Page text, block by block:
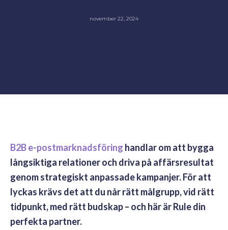
november 22, 2024
B2B e-postmarknadsföring handlar om att bygga
långsiktiga relationer och driva på affärsresultat
genom strategiskt anpassade kampanjer. För att
lyckas krävs det att du når rätt målgrupp, vid rätt
tidpunkt, med rätt budskap – och här är Rule din
perfekta partner.